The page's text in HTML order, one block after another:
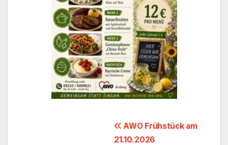
Beitragsnavigation
AWO Frühstück am
21.10.2026